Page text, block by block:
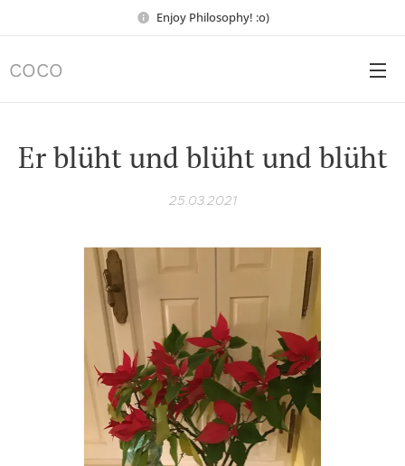
Enjoy Philosophy! :o)
COCO
Er blüht und blüht und blüht
25.03.2021